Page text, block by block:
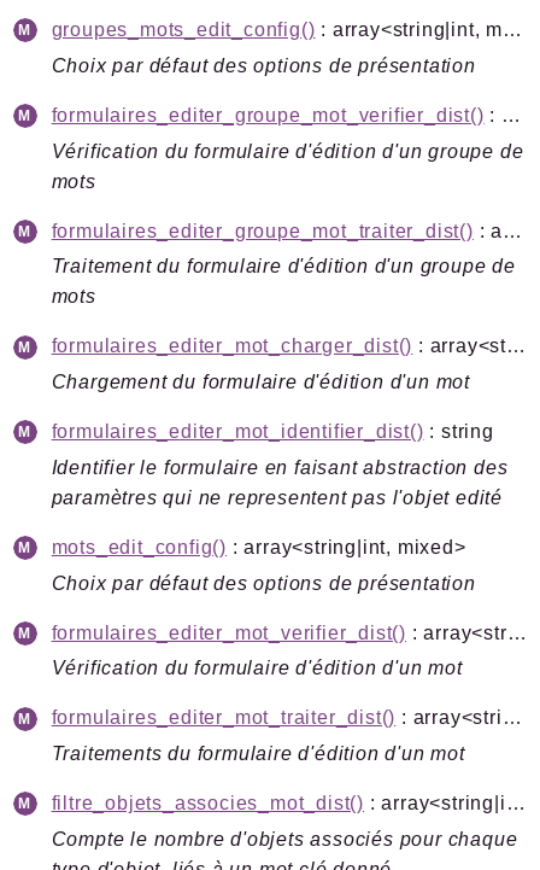
groupes_mots_edit_config()
: array<string|int, mixed>
Choix par défaut des options de présentation
formulaires_editer_groupe_mot_verifier_dist()
: array<string|int, mixed>
Vérification du formulaire d'édition d'un groupe de
mots
formulaires_editer_groupe_mot_traiter_dist()
: array<string|int, mixed>
Traitement du formulaire d'édition d'un groupe de
mots
formulaires_editer_mot_charger_dist()
: array<string|int, mixed>
Chargement du formulaire d'édition d'un mot
formulaires_editer_mot_identifier_dist() : string
Identifier le formulaire en faisant abstraction des
paramètres qui ne representent pas l'objet edité
mots_edit_config() : array<string|int, mixed>
Choix par défaut des options de présentation
formulaires_editer_mot_verifier_dist()
: array<string|int, mixed>
Vérification du formulaire d'édition d'un mot
formulaires_editer_mot_traiter_dist()
: array<string|int, mixed>
Traitements du formulaire d'édition d'un mot
filtre_objets_associes_mot_dist()
: array<string|int, string>
Compte le nombre d'objets associés pour chaque